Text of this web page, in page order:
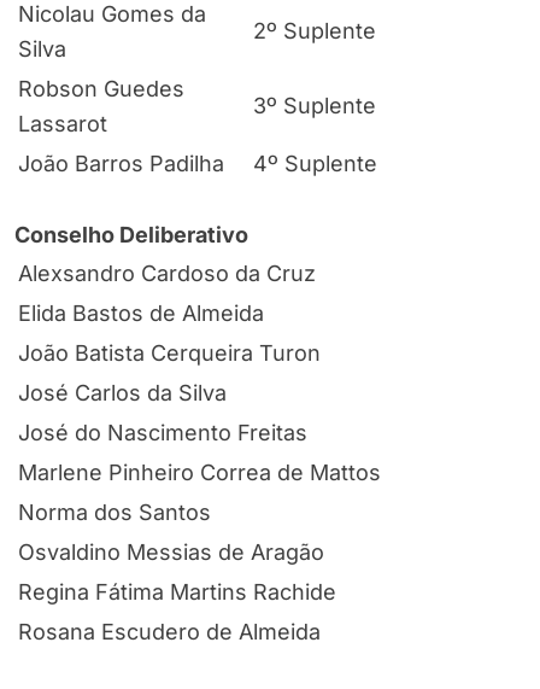
Nicolau Gomes da
Silva
2º Suplente
Robson Guedes
Lassarot
3º Suplente
João Barros Padilha 4º Suplente
Conselho Deliberativo
Alexsandro Cardoso da Cruz
Elida Bastos de Almeida
João Batista Cerqueira Turon
José Carlos da Silva
José do Nascimento Freitas
Marlene Pinheiro Correa de Mattos
Norma dos Santos
Osvaldino Messias de Aragão
Regina Fátima Martins Rachide
Rosana Escudero de Almeida